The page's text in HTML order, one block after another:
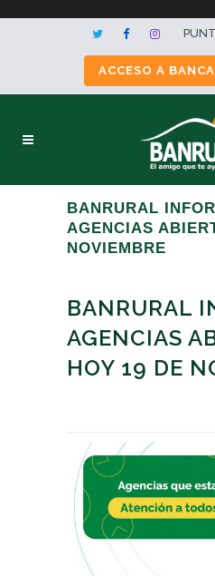
ACCESO A
BANRURAL
AGENCIAS
NOVIEMBRE
BANRURAL
AGENCIAS
HOY 19 DE